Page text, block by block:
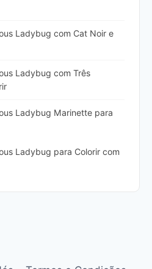
Ladybug com Cat Noir e
Ladybug com Três
Ladybug Marinette para
Ladybug para Colorir com